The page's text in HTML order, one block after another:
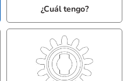
¿Cuál tengo?